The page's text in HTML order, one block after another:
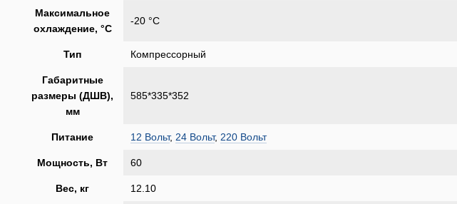
Максимальное
охлаждение, °C
-20 °C
Тип Компрессорный
Габаритные
размеры (ДШВ),
мм
585*335*352
Питание 12 Вольт, 24 Вольт, 220 Вольт
Мощность, Вт 60
Вес, кг 12.10